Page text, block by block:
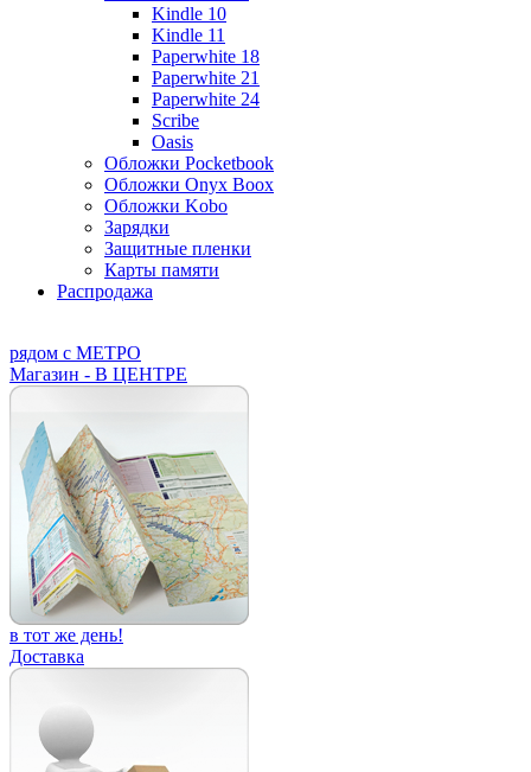
Kindle 10
Kindle 11
Paperwhite 18
Paperwhite 21
Paperwhite 24
Scribe
Oasis
Обложки Pocketbook
Обложки Onyx Boox
Обложки Kobo
Зарядки
Защитные пленки
Карты памяти
Распродажа
рядом с МЕТРО
Магазин - В ЦЕНТРЕ
в тот же день!
Доставка